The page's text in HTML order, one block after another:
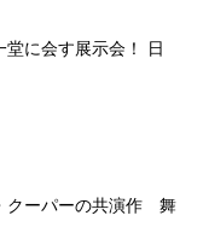
に会す展示会！ 日
クーパーの共演作 舞